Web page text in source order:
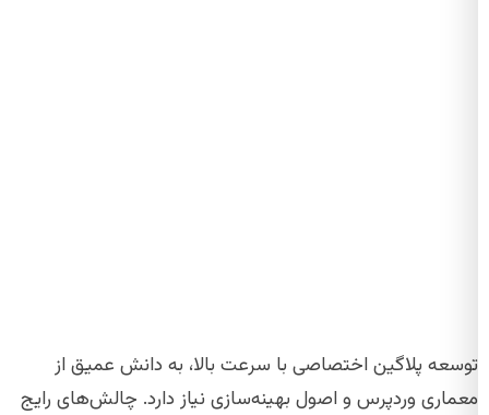
توسعه پلاگین اختصاصی با سرعت بالا، به دانش عمیق از
معماری وردپرس و اصول بهینه‌سازی نیاز دارد. چالش‌های رایج